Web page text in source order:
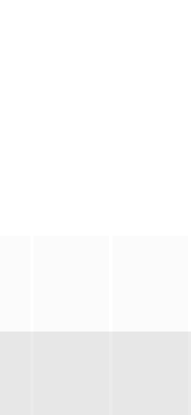
阎的勇气，屡破奇案、勇 擒元凶的故事，
以女子进士科三元及第入翰林院的奇女子。十年前的
村民大骂麦香是叛徒。麦香是婚前体检查出
事。甲午战争后，国家蒙羞，张謇虽高中状元，却渴